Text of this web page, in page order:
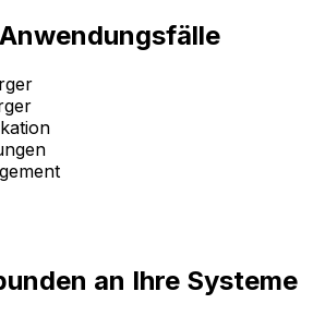
an Ihre Systeme